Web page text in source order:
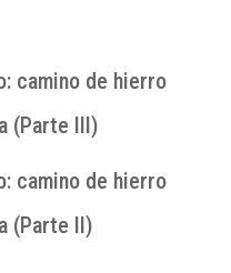
camino de hierro
(Parte III)
camino de hierro
(Parte II)